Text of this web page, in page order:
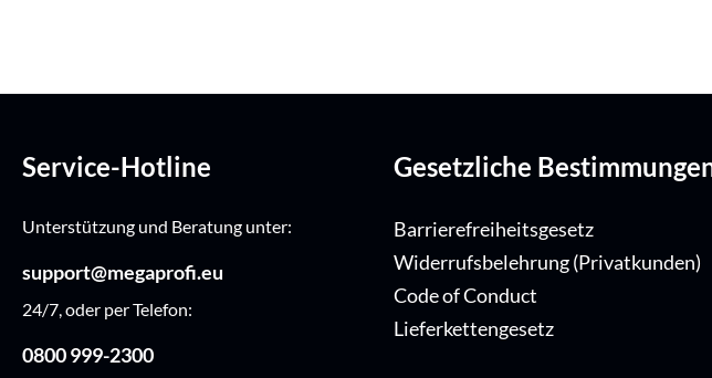
Service-Hotline
Unterstützung und Beratung unter:
support@megaprofi.eu
24/7, oder per Telefon:
0800 999-2300
Gesetzliche
Barrierefreiheitsgesetz
Widerrufsbelehrung (Privatkunden)
Code of Conduct
Lieferkettengesetz